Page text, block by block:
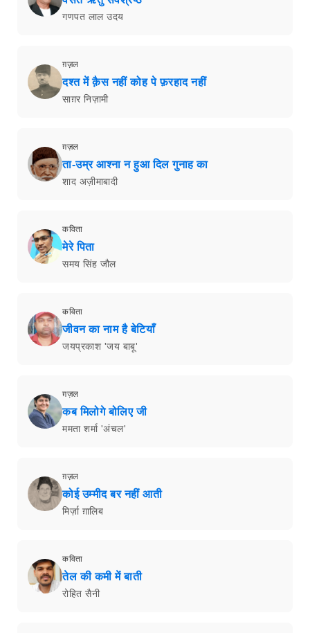
गणपत लाल उदय
ग़ज़ल
दश्त में क़ैस नहीं कोह पे फ़रहाद नहीं
साग़र निज़ामी
ग़ज़ल
ता-उम्र आश्ना न हुआ दिल गुनाह का
शाद अज़ीमाबादी
कविता
मेरे पिता
समय सिंह जौल
कविता
जीवन का नाम है बेटियाँ
जयप्रकाश 'जय बाबू'
ग़ज़ल
कब मिलोगे बोलिए जी
ममता शर्मा 'अंचल'
ग़ज़ल
कोई उम्मीद बर नहीं आती
मिर्ज़ा ग़ालिब
कविता
तेल की कमी में बाती
रोहित सैनी